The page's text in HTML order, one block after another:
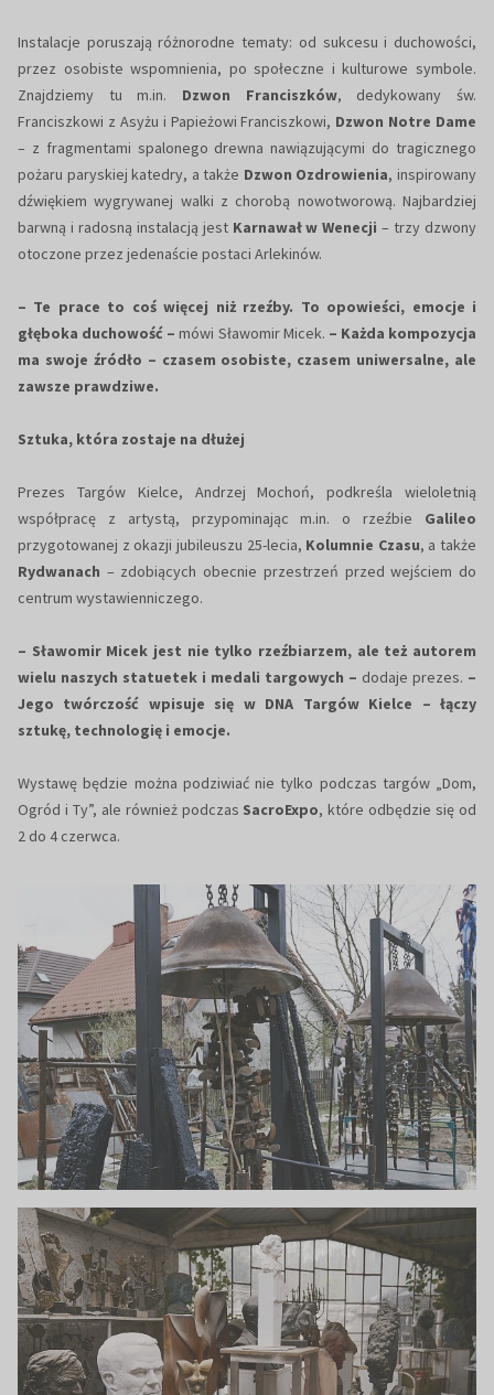
Instalacje poruszają różnorodne tematy: od sukcesu i duchowości,
przez osobiste wspomnienia, po społeczne i kulturowe symbole.
Znajdziemy tu m.in. Dzwon Franciszków, dedykowany św.
Franciszkowi z Asyżu i Papieżowi Franciszkowi, Dzwon Notre Dame
– z fragmentami spalonego drewna nawiązującymi do tragicznego
pożaru paryskiej katedry, a także Dzwon Ozdrowienia, inspirowany
dźwiękiem wygrywanej walki z chorobą nowotworową. Najbardziej
barwną i radosną instalacją jest Karnawał w Wenecji – trzy dzwony
otoczone przez jedenaście postaci Arlekinów.
– Te prace to coś więcej niż rzeźby. To opowieści, emocje i
głęboka duchowość – mówi Sławomir Micek. – Każda kompozycja
ma swoje źródło – czasem osobiste, czasem uniwersalne, ale
zawsze prawdziwe.
Sztuka, która zostaje na dłużej
Prezes Targów Kielce, Andrzej Mochoń, podkreśla wieloletnią
współpracę z artystą, przypominając m.in. o rzeźbie Galileo
przygotowanej z okazji jubileuszu 25-lecia, Kolumnie Czasu, a także
Rydwanach – zdobiących obecnie przestrzeń przed wejściem do
centrum wystawienniczego.
– Sławomir Micek jest nie tylko rzeźbiarzem, ale też autorem
wielu naszych statuetek i medali targowych – dodaje prezes. –
Jego twórczość wpisuje się w DNA Targów Kielce – łączy
sztukę, technologię i emocje.
Wystawę będzie można podziwiać nie tylko podczas targów „Dom,
Ogród i Ty”, ale również podczas SacroExpo, które odbędzie się od
2 do 4 czerwca.